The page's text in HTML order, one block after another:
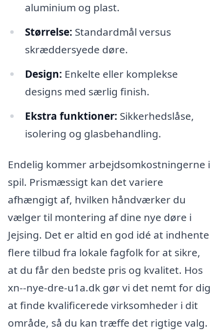
aluminium og plast.
Størrelse: Standardmål versus
skræddersyede døre.
Design: Enkelte eller komplekse
designs med særlig finish.
Ekstra funktioner: Sikkerhedslåse,
isolering og glasbehandling.
Endelig kommer arbejdsomkostningerne i
spil. Prismæssigt kan det variere
afhængigt af, hvilken håndværker du
vælger til montering af dine nye døre i
Jejsing. Det er altid en god idé at indhente
flere tilbud fra lokale fagfolk for at sikre,
at du får den bedste pris og kvalitet. Hos
xn--nye-dre-u1a.dk gør vi det nemt for dig
at finde kvalificerede virksomheder i dit
område, så du kan træffe det rigtige valg.